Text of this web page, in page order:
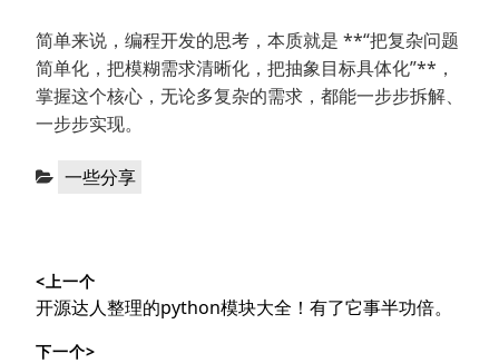
简单来说，编程开发的思考，本质就是 **“把复杂问题
简单化，把模糊需求清晰化，把抽象目标具体化”**，
掌握这个核心，无论多复杂的需求，都能一步步拆解、
一步步实现。
分 一些分享
章
导
<上一个
上
开源达人整理的python模块大全！有了它事半功倍。
下一个>